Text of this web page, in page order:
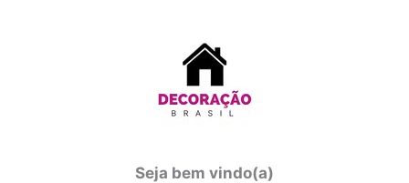
Seja bem vindo(a)